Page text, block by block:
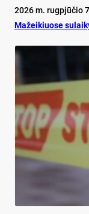
2026 m. rugpjūčio
Mažeikiuose